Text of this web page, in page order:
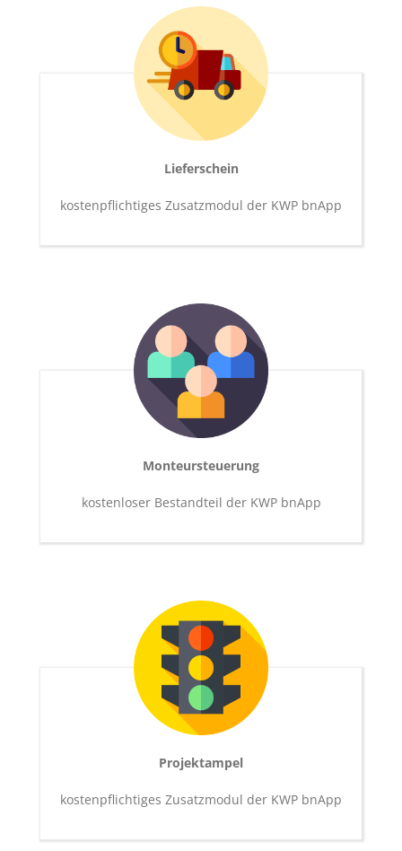
Lieferschein
kostenpflichtiges Zusatzmodul der KWP bnApp
Monteursteuerung
kostenloser Bestandteil der KWP bnApp
Projektampel
kostenpflichtiges Zusatzmodul der KWP bnApp